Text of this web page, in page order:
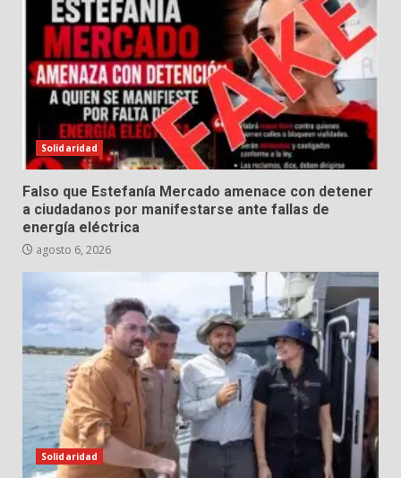
Solidaridad
Falso que Estefanía Mercado amenace con detener
a ciudadanos por manifestarse ante fallas de
energía eléctrica
agosto 6, 2026
Solidaridad